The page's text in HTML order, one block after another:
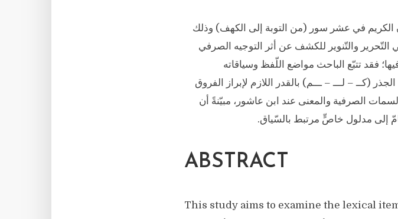
في عشر سور (من التوبة إلى الكهف) وذلك
والتّنوير للكشف عن أثر التوجيه الصرفي
فقد تتبّع الباحث مواضع اللّفظ وسياقاته
(كــ – لـــ – ـــم) بالقدر اللازم لإبراز الفروق
الصرفية والمعنى عند ابن عاشور، مبيّنةً أن
إلى مدلول خاصٍّ مرتبط بالسّياق.
ABSTRACT
This study aims to examine the lexical